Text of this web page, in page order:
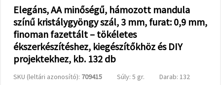
marketingpartnereink
segítségével
Az "Összes
elfogadása"
gombra
kattintva
elfogadhatja
sütit, vagy
Elegáns, AA minőségű, hámozott mandula
színű kristálygyöngy szál, 3 mm, furat: 0,9 mm,
finoman fazettált – tökéletes
ékszerkészítéshez, kiegészítőkhöz és DIY
projektekhez, kb. 132 db
SKU (leltári azonosító): 709415 Súly: 5 gr.
Darab: 132